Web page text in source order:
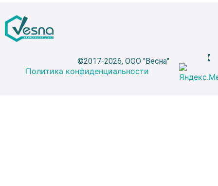
©2017-2026, ООО "Весна"
Политика конфиденциальности